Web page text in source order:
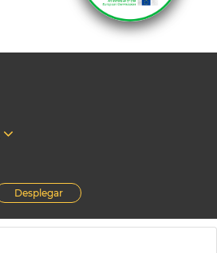
Desplegar